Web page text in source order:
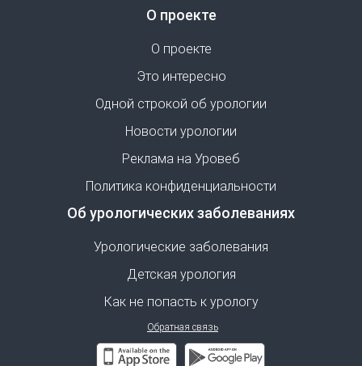
О проекте
О проекте
Это интересно
Одной строкой об урологии
Новости урологии
Реклама на Уровеб
Политика конфиденциальности
Об урологических заболеваниях
Урологические заболевания
Детская урология
Как не попасть к урологу
Обратная связь